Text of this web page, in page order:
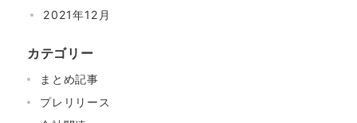
2021年12月
カテゴリー
まとめ記事
プレリリース